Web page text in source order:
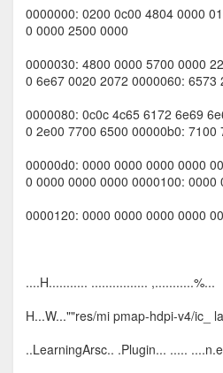
0000000: 0200 0c00 4804 0000
0 0000 2500 0000
0000030: 4800 0000 5700 0000
0 6e67 0020 2072 0000060:
0000080: 0c0c 4c65 6172 6e69
0 2e00 7700 6500 00000b0:
00000d0: 0000 0000 0000 0000
0 0000 0000 0000 0000100:
0000120: 0000 0000 0000 0000
....H........... ................ ,...........%...
H...W...""res/mi pmap-hdpi-v4/ic_
..LearningArsc.. .Plugin... .....